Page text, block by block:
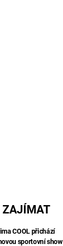
ZAJÍMAT
COOL přichází
sportovní show